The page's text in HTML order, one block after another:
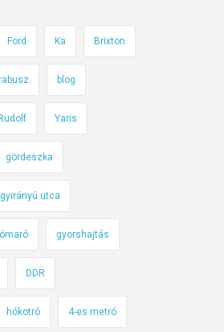
Ford Ka Brixton
blog
Rudolf Yaris
gördeszka
utca
gyorshajtás
DDR
hókotró 4-es metró